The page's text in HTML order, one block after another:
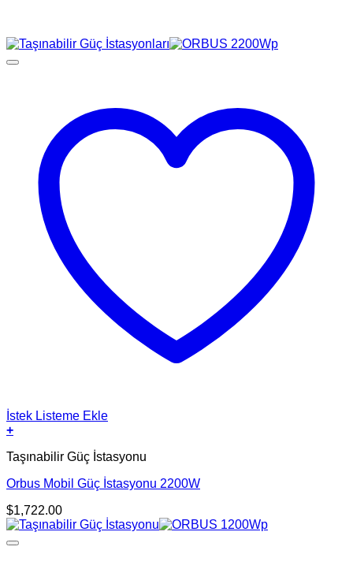
İstek Listeme Ekle
+
Taşınabilir Güç İstasyonu
Orbus Mobil Güç İstasyonu 2200W
$1,722.00